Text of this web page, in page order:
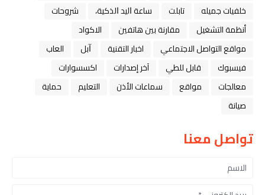
خلفيات جميله
تابلت ﺳﺎﻋﺔ ﺍﻟﻴﺪ ﺍﻟﺬﻛﻴﺔ،
شروحات
أنظمة التشغيل
مقارنة بين هاتفين
الاكواد
مواقع التواصل الاجتماعي
اخبار التقنية ﺁﺑﻞ
العاب
فيسبوك
قابل للطي آخر إصدارات
اكسسوارات
معالجات
مواقع سماعات الأذن التعليم
حماية
صيانة
تواصل معنا